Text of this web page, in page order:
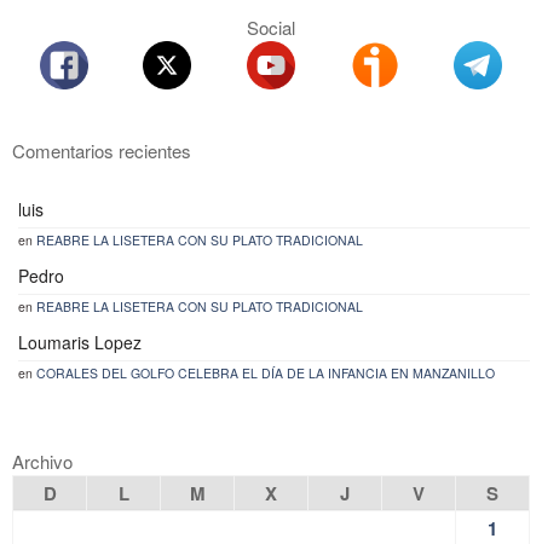
Social
Comentarios recientes
luis
en REABRE LA LISETERA CON SU PLATO TRADICIONAL
Pedro
en REABRE LA LISETERA CON SU PLATO TRADICIONAL
Loumaris Lopez
en CORALES DEL GOLFO CELEBRA EL DÍA DE LA INFANCIA EN MANZANILLO
Archivo
D L M X J V
S
1